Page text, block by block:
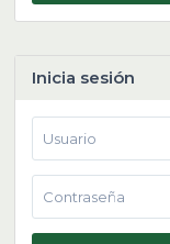
Inicia sesión